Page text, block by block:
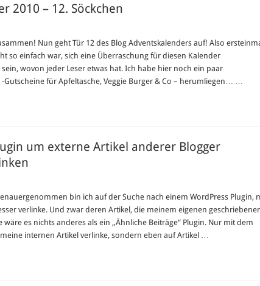
2010 – 12. Söckchen
Nun geht Tür 12 des Blog Adventskalenders auf! Also
so einfach war, sich eine Überraschung für diesen Kalender
wovon jeder Leser etwas hat. Ich habe hier noch ein paar
Gutscheine für Apfeltasche, Veggie Burger & Co – herumliegen… …
um externe Artikel anderer Blogger
bin ich auf der Suche nach einem WordPress Plugin,
verlinke. Und zwar deren Artikel, die meinem eigenen
es nichts anderes als ein „Ähnliche Beiträge“ Plugin. Nur mit dem
internen Artikel verlinke, sondern eben auf Artikel …